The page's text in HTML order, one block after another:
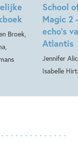
Broek,
School
Magic 2
echo’s
Atlantis
Jennifer
Isabelle